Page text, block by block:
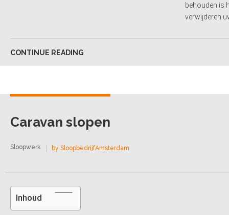
behouden is
verwijderen
CONTINUE READING
Caravan slopen
by SloopbedrijfAmsterdam
Sloopwerk
Inhoud